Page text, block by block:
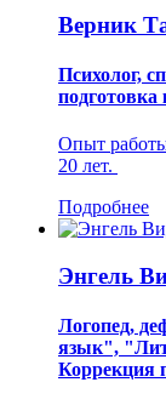
Верник
Психолог,
Опыт
20 лет.
Подробнее
Энгель
Логопед,
язык",
Коррекция